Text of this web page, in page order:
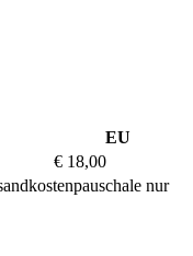
EU
€ 18,00
nur